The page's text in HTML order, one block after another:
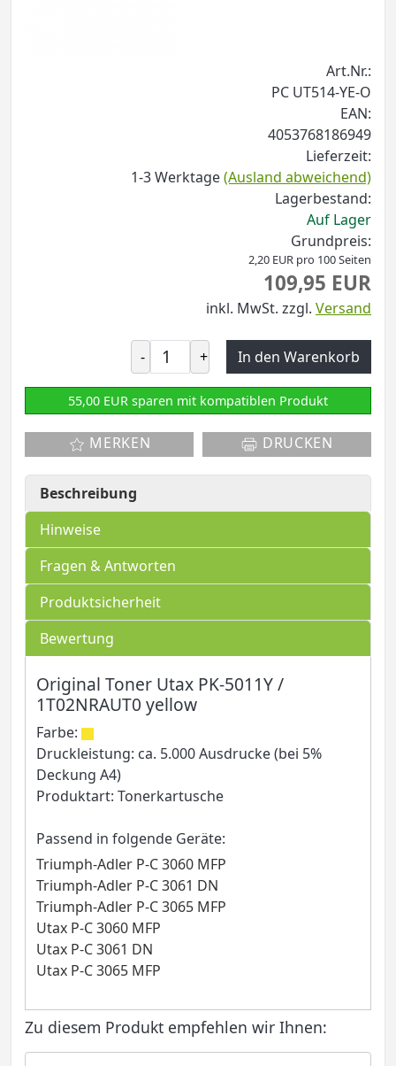
Art.Nr.:
PC UT514-YE-O
EAN:
4053768186949
Lieferzeit:
1-3 Werktage(Ausland abweichend)
Lagerbestand:
Auf Lager
Grundpreis:
2,20 EUR pro 100 Seiten
109,95 EUR
inkl. MwSt. zzgl. Versand
- + In den Warenkorb
55,00 EUR sparen mit kompatiblen Produkt
MERKEN DRUCKEN
Beschreibung
Hinweise
Fragen & Antworten
Produktsicherheit
Bewertung
Original Toner Utax PK-5011Y /
1T02NRAUT0 yellow
Farbe:
Druckleistung: ca. 5.000 Ausdrucke (bei 5%
Deckung A4)
Produktart: Tonerkartusche
Passend in folgende Geräte:
Triumph-Adler P-C 3060 MFP
Triumph-Adler P-C 3061 DN
Triumph-Adler P-C 3065 MFP
Utax P-C 3060 MFP
Utax P-C 3061 DN
Utax P-C 3065 MFP
Zu diesem Produkt empfehlen wir Ihnen: